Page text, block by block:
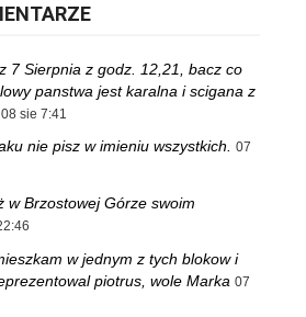
7 Sierpnia z godz. 12,21, bacz co
panstwa jest karalna i scigana z
08 sie 7:41
nie pisz w imieniu wszystkich. 07
w Brzostowej Górze swoim
w jednym z tych blokow i
piotrus, wole Marka 07